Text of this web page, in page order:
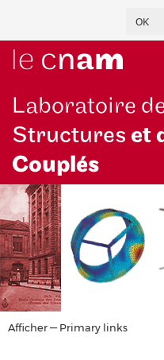
principal
Laboratoire
Structures et
Couplés
Primary
Afficher — Primary links